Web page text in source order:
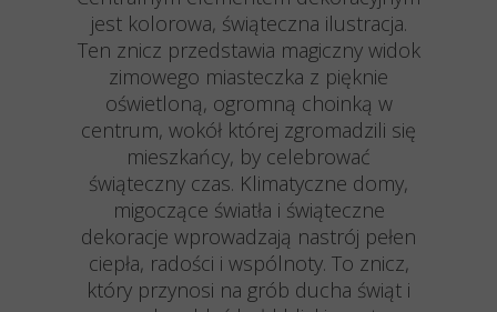
jest kolorowa, świąteczna ilustracja.
Ten znicz przedstawia magiczny widok
zimowego miasteczka z pięknie
oświetloną, ogromną choinką w
centrum, wokół której zgromadzili się
mieszkańcy, by celebrować
świąteczny czas. Klimatyczne domy,
migoczące światła i świąteczne
dekoracje wprowadzają nastrój pełen
ciepła, radości i wspólnoty. To znicz,
który przynosi na grób ducha świąt i